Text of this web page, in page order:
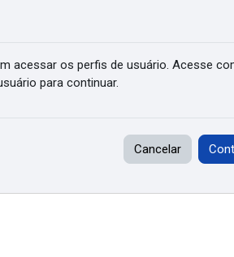
acessar os perfis de usuário. Acesse
para continuar.
Cancelar